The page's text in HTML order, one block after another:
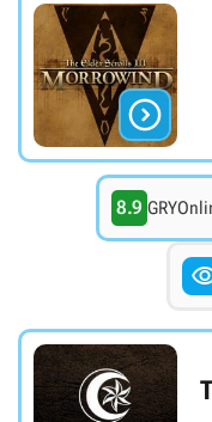

8.9